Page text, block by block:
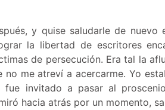
y quise saludarle de nuevo
la libertad de escritores
de persecución. Era tal la
me atreví a acercarme. Yo
invitado a pasar al
hacia atrás por un momento,